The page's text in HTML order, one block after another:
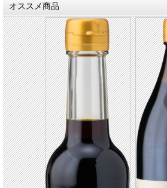
オススメ商品